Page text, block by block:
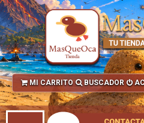
MI CARRITO BUSCADOR